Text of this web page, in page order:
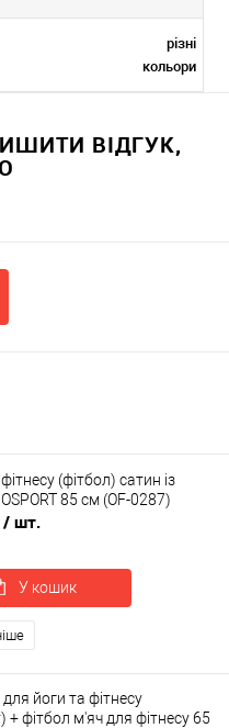
різні
кольори
ВІДГУК,
(фітбол) сатин із
85 см (OF-0287)
/ шт.
У кошик
йоги та фітнесу
+ фітбол м'яч для фітнесу 65